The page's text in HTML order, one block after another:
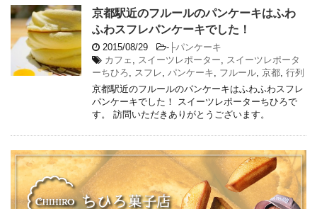
京都駅近のフルールのパンケーキはふわ
ふわスフレパンケーキでした！
2015/08/29 - ├パンケーキ
カフェ
スイーツレポーター
スイーツレポータ
ーちひろ
スフレ パンケーキ フルール 京都 行列
京都駅近のフルールのパンケーキはふわふわスフレ
パンケーキでした！ スイーツレポーターちひろで
す。 訪問いただきありがとうございます。